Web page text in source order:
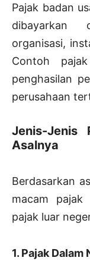
Pajak badan
dibayarkan
organisasi,
Contoh
penghasilan
perusahaan
Jenis-Jenis
Asalnya
Berdasarkan
macam
pajak luar
1. Pajak Dalam